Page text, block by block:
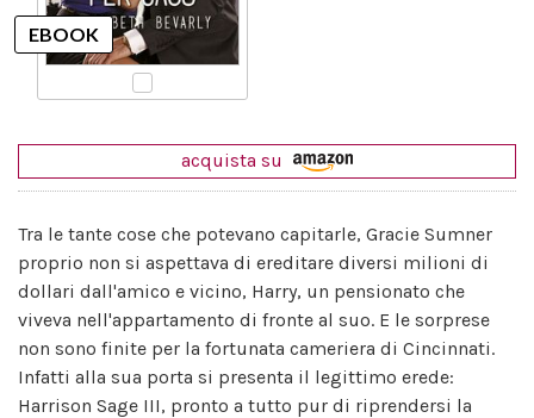
acquista su
Tra le tante cose che potevano capitarle, Gracie Sumner
proprio non si aspettava di ereditare diversi milioni di
dollari dall'amico e vicino, Harry, un pensionato che
viveva nell'appartamento di fronte al suo. E le sorprese
non sono finite per la fortunata cameriera di Cincinnati.
Infatti alla sua porta si presenta il legittimo erede:
Harrison Sage III, pronto a tutto pur di riprendersi la